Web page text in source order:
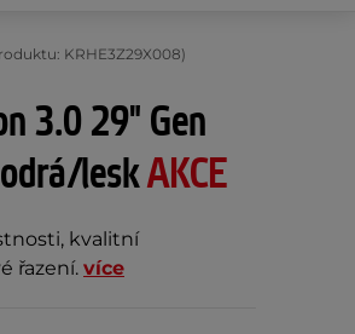
KRHE3Z29X008)
3.0 29" Gen
leskAKCE
kvalitní
řazení. více